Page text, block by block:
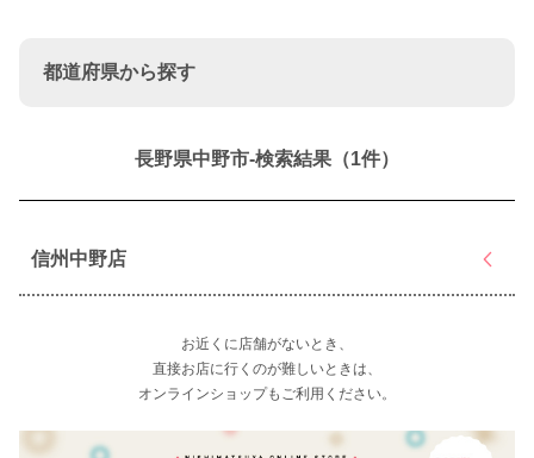
都道府県から探す
長野県中野市-検索結果（1件）
信州中野店
お近くに店舗がないとき、
直接お店に行くのが難しいときは、
オンラインショップもご利用ください。